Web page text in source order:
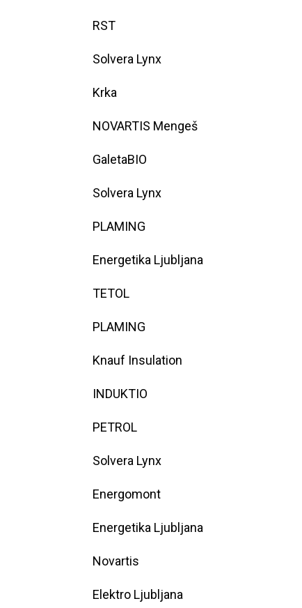
RST
Solvera Lynx
Krka
NOVARTIS Mengeš
GaletaBIO
Solvera Lynx
PLAMING
Energetika Ljubljana
TETOL
PLAMING
Knauf Insulation
INDUKTIO
PETROL
Solvera Lynx
Energomont
Energetika Ljubljana
Novartis
Elektro Ljubljana